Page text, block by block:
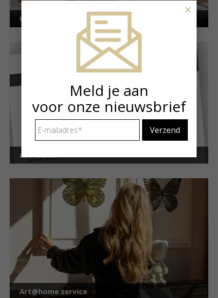
Kunstuitleen voor particulieren
Art Alert!
Art@home service
Meld je aan
voor onze nieuwsbrief
mailadres *
×